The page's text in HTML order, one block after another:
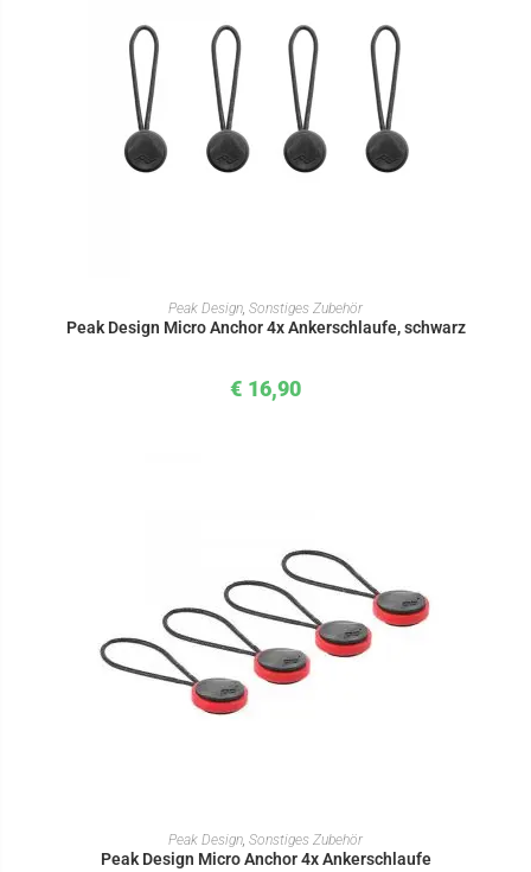
IN DEN WARENKORB
Peak Design, Sonstiges Zubehör
Peak Design Micro Anchor 4x Ankerschlaufe, schwarz
€ 16,90
IN DEN WARENKORB
Peak Design Sonstiges Zubehör
Peak Design Micro Anchor 4x Ankerschlaufe